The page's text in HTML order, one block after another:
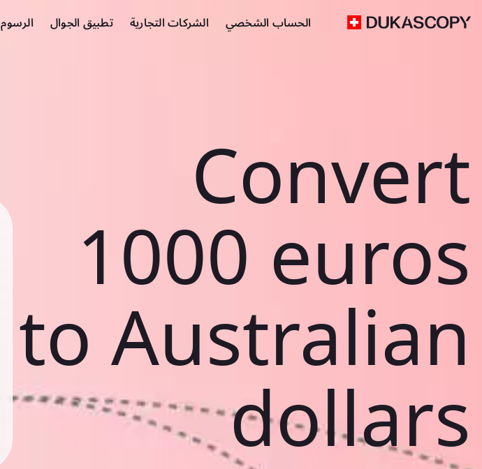
الحساب الشخصي الشركات التجارية تطبيق الجوال الرسوم
Convert
1000 euros
to Australian
dollars